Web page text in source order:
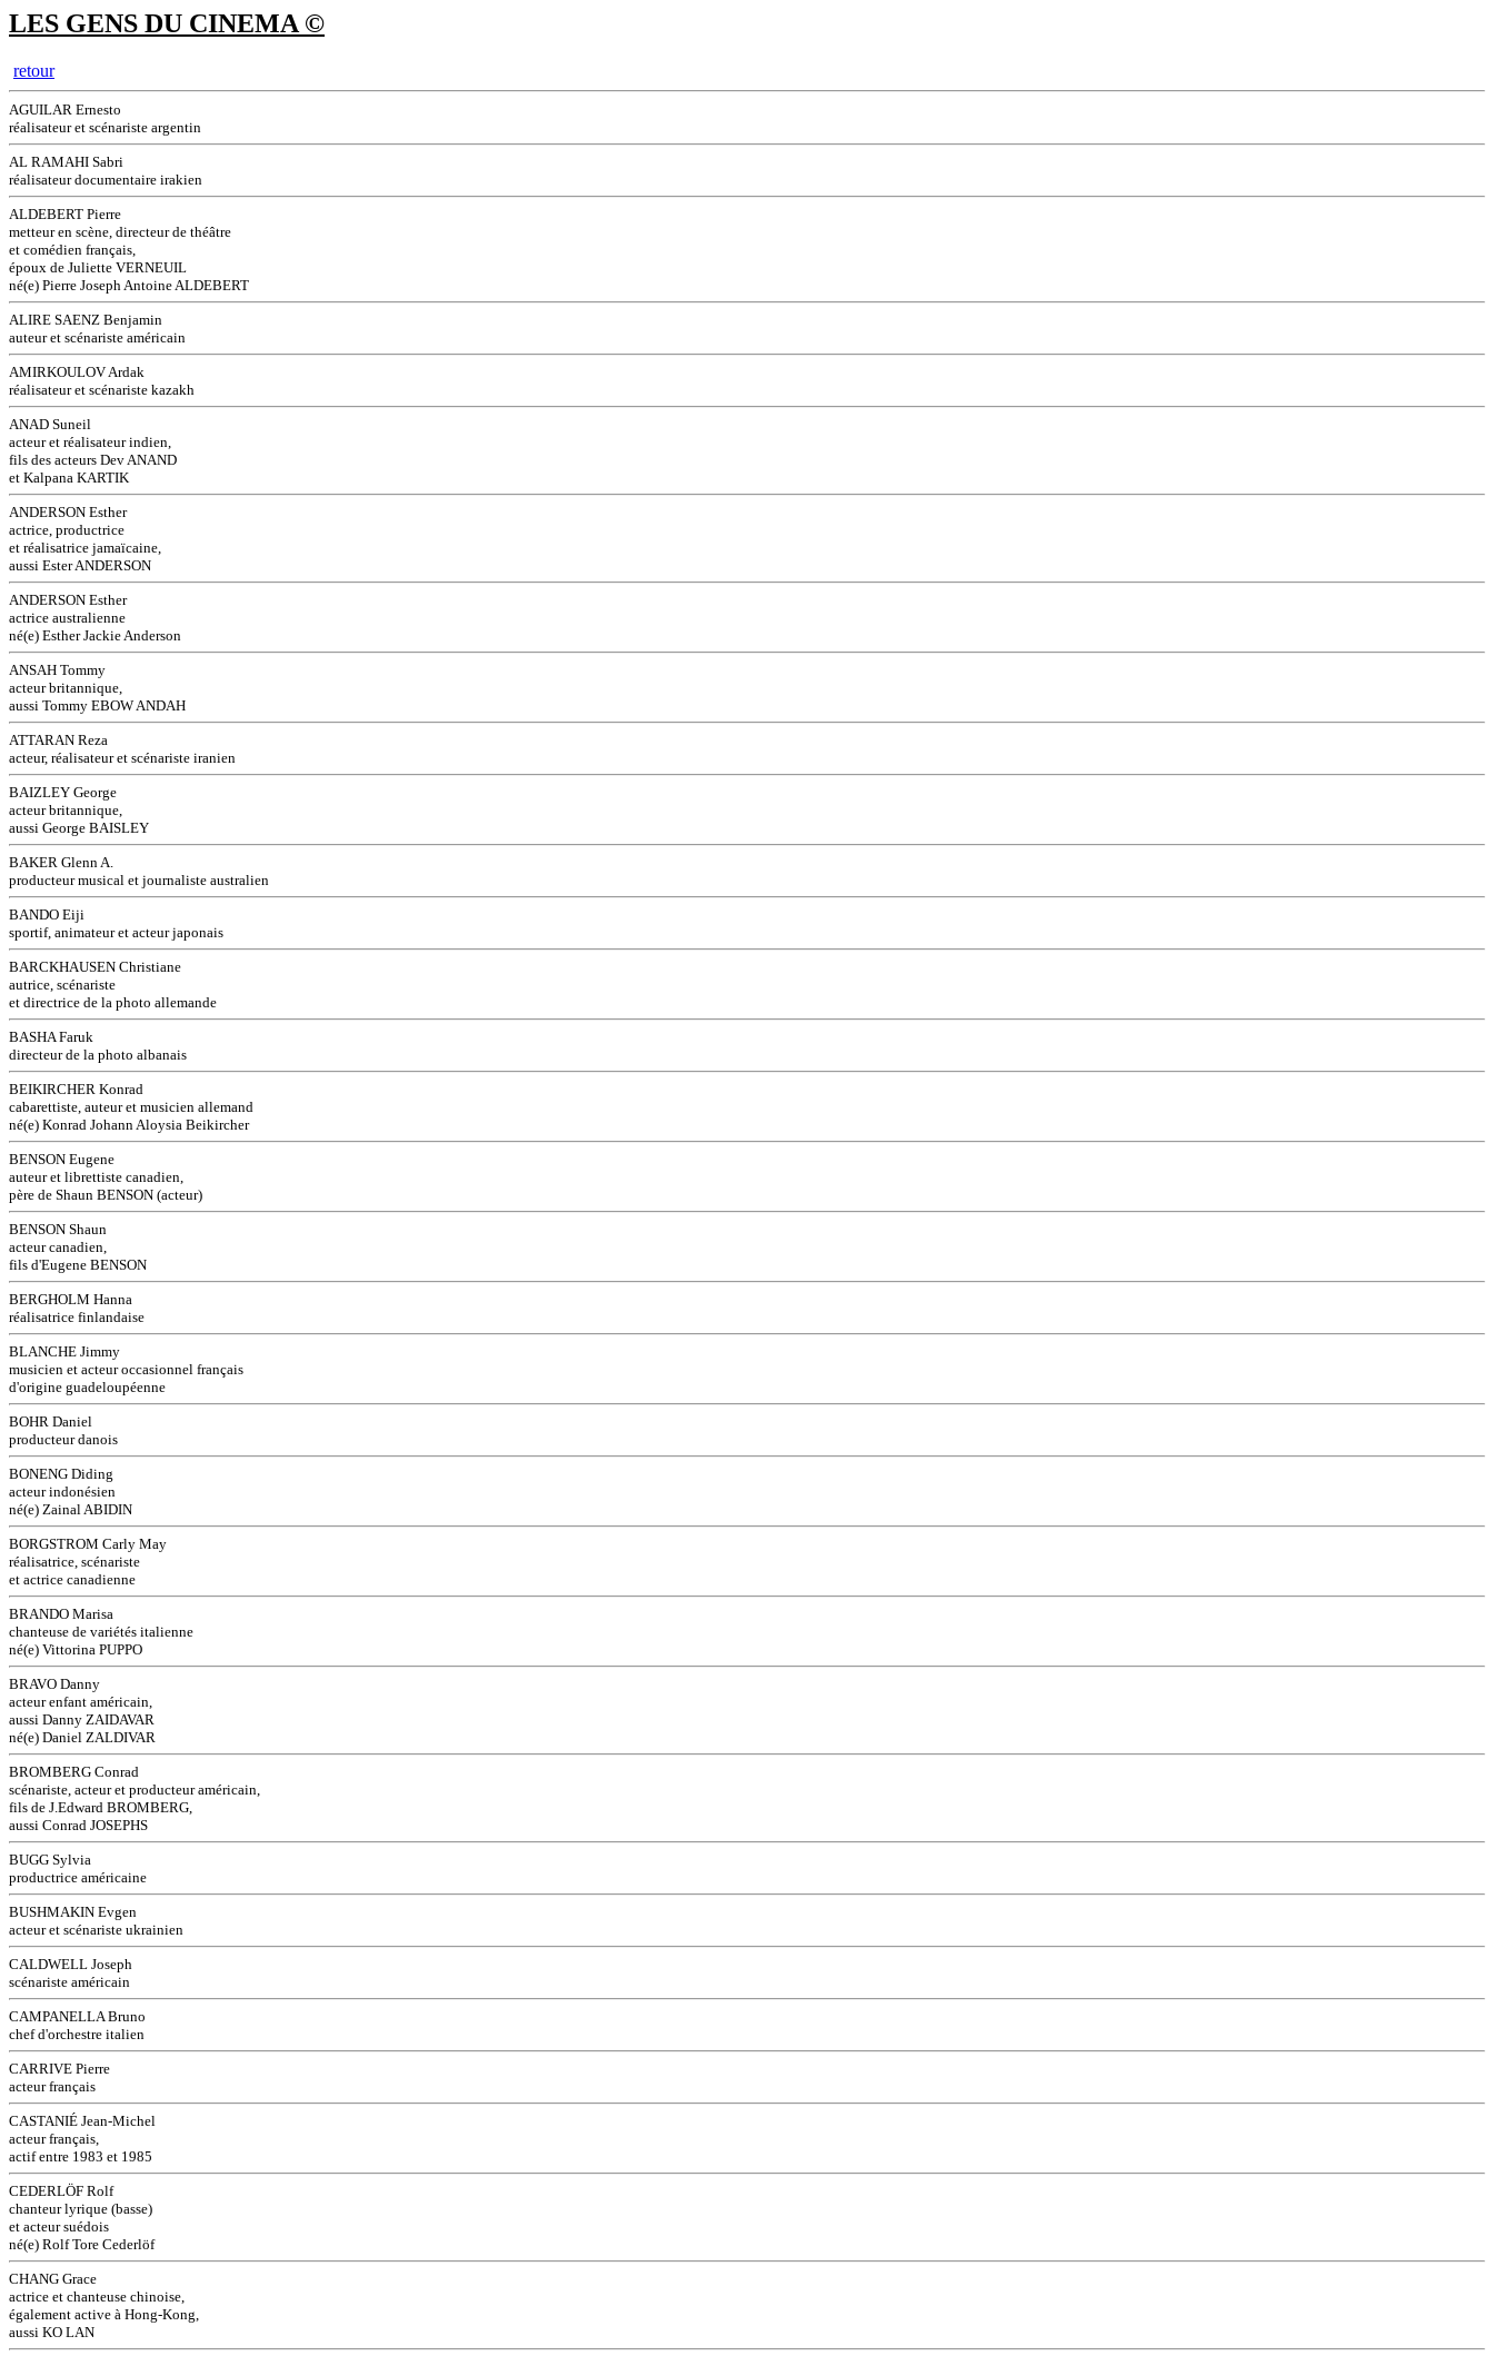
LES GENS DU CINEMA ©
retour
AGUILAR Ernesto
réalisateur et scénariste argentin
AL RAMAHI Sabri
réalisateur documentaire irakien
ALDEBERT Pierre
metteur en scène, directeur de théâtre
et comédien français,
époux de Juliette VERNEUIL
né(e) Pierre Joseph Antoine ALDEBERT
ALIRE SAENZ Benjamin
auteur et scénariste américain
AMIRKOULOV Ardak
réalisateur et scénariste kazakh
ANAD Suneil
acteur et réalisateur indien,
fils des acteurs Dev ANAND
et Kalpana KARTIK
ANDERSON Esther
actrice, productrice
et réalisatrice jamaïcaine,
aussi Ester ANDERSON
ANDERSON Esther
actrice australienne
né(e) Esther Jackie Anderson
ANSAH Tommy
acteur britannique,
aussi Tommy EBOW ANDAH
ATTARAN Reza
acteur, réalisateur et scénariste iranien
BAIZLEY George
acteur britannique,
aussi George BAISLEY
BAKER Glenn A.
producteur musical et journaliste australien
BANDO Eiji
sportif, animateur et acteur japonais
BARCKHAUSEN Christiane
autrice, scénariste
et directrice de la photo allemande
BASHA Faruk
directeur de la photo albanais
BEIKIRCHER Konrad
cabarettiste, auteur et musicien allemand
né(e) Konrad Johann Aloysia Beikircher
BENSON Eugene
auteur et librettiste canadien,
père de Shaun BENSON (acteur)
BENSON Shaun
acteur canadien,
fils d'Eugene BENSON
BERGHOLM Hanna
réalisatrice finlandaise
BLANCHE Jimmy
musicien et acteur occasionnel français
d'origine guadeloupéenne
BOHR Daniel
producteur danois
BONENG Diding
acteur indonésien
né(e) Zainal ABIDIN
BORGSTROM Carly May
réalisatrice, scénariste
et actrice canadienne
BRANDO Marisa
chanteuse de variétés italienne
né(e) Vittorina PUPPO
BRAVO Danny
acteur enfant américain,
aussi Danny ZAIDAVAR
né(e) Daniel ZALDIVAR
BROMBERG Conrad
scénariste, acteur et producteur américain,
fils de J.Edward BROMBERG,
aussi Conrad JOSEPHS
BUGG Sylvia
productrice américaine
BUSHMAKIN Evgen
acteur et scénariste ukrainien
CALDWELL Joseph
scénariste américain
CAMPANELLA Bruno
chef d'orchestre italien
CARRIVE Pierre
acteur français
CASTANIÉ Jean-Michel
acteur français,
actif entre 1983 et 1985
CEDERLÖF Rolf
chanteur lyrique (basse)
et acteur suédois
né(e) Rolf Tore Cederlöf
CHANG Grace
actrice et chanteuse chinoise,
également active à Hong-Kong,
aussi KO LAN